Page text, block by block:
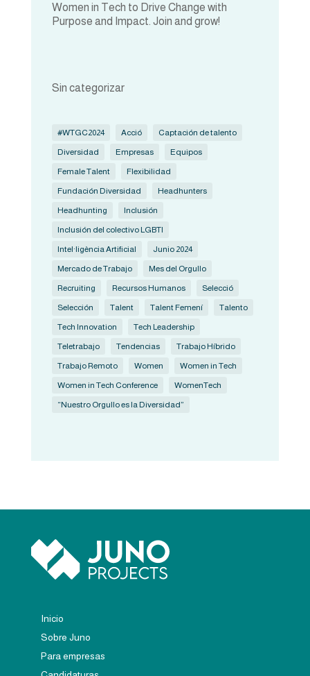
Women in Tech to Drive Change with
Purpose and Impact. Join and grow!
Sin categorizar
#WTGC2024 Acció
Captación de talento
Diversidad
Empresas
Equipos
Female Talent
Flexibilidad
Fundación Diversidad
Headhunters
Headhunting
Inclusión
Inclusión del colectivo LGBTI
Intel·ligència Artificial
Junio 2024
Mercado de Trabajo
Mes del Orgullo
Recruiting
Recursos Humanos
Selecció
Selección
Talent Talent Femení
Talento
Tech Innovation
Tech Leadership
Teletrabajo
Tendencias
Trabajo Híbrido
Trabajo Remoto
Women
Women in Tech
Women in Tech Conference
WomenTech
“Nuestro Orgullo es la Diversidad”
Inicio
Sobre Juno
Para empresas